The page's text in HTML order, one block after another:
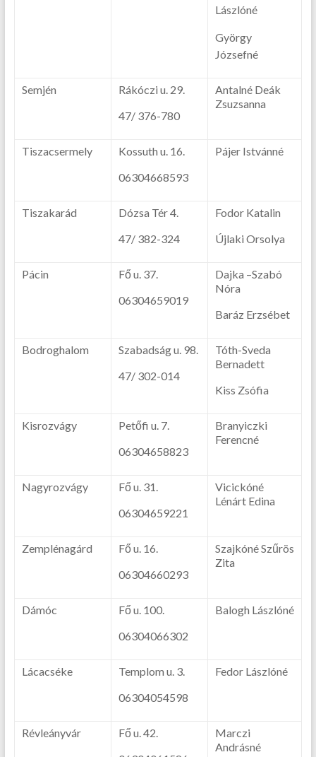
Lászlóné
György
Józsefné
Semjén
Rákóczi u. 29.
47/ 376-780
Antalné Deák
Zsuzsanna
Tiszacsermely
Kossuth u. 16.
06304668593
Pájer Istvánné
Tiszakarád
Dózsa Tér 4.
47/ 382-324
Fodor Katalin
Újlaki Orsolya
Pácin
Fő u. 37.
06304659019
Dajka –Szabó
Nóra
Baráz Erzsébet
Bodroghalom
Szabadság u. 98.
47/ 302-014
Tóth-Sveda
Bernadett
Kiss Zsófia
Kisrozvágy
Petőfi u. 7.
06304658823
Branyiczki
Ferencné
Nagyrozvágy
Fő u. 31.
06304659221
Vicickóné
Lénárt Edina
Zemplénagárd
Fő u. 16.
06304660293
Szajkóné Szűrös
Zita
Dámóc
Fő u. 100.
06304066302
Balogh Lászlóné
Lácacséke
Templom u. 3.
06304054598
Fedor Lászlóné
Révleányvár
Fő u. 42.
Marczi
Andrásné